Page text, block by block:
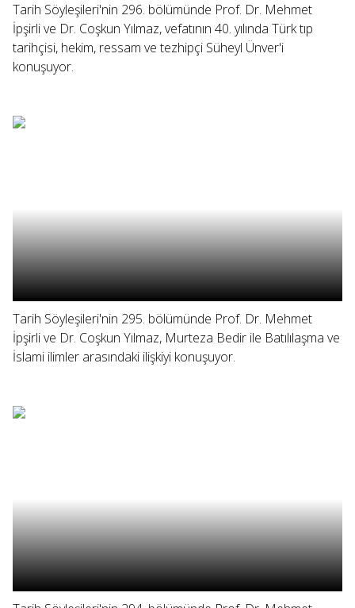
Tarih Söyleşileri'nin 296. bölümünde Prof. Dr. Mehmet
İpşirli ve Dr. Coşkun Yılmaz, vefatının 40. yılında Türk tıp
tarihçisi, hekim, ressam ve tezhipçi Süheyl Ünver'i
konuşuyor.
Tarih Söyleşileri'nin 295. bölümünde Prof. Dr. Mehmet
İpşirli ve Dr. Coşkun Yılmaz, Murteza Bedir ile Batılılaşma ve
İslami ilimler arasındaki ilişkiyi konuşuyor.